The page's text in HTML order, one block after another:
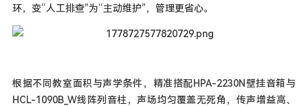
环，变“人工排查”为“主动维护”，管理更省心。
根据不同教室面积与声学条件，精准搭配HPA-2230N壁挂音箱与
HCL-1090B_W线阵列音柱，声场均匀覆盖无死角，传声增益高、